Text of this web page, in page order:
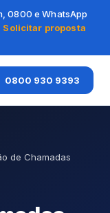
0800 e WhatsApp
Solicitar proposta
0800 930 9393
de Chamadas